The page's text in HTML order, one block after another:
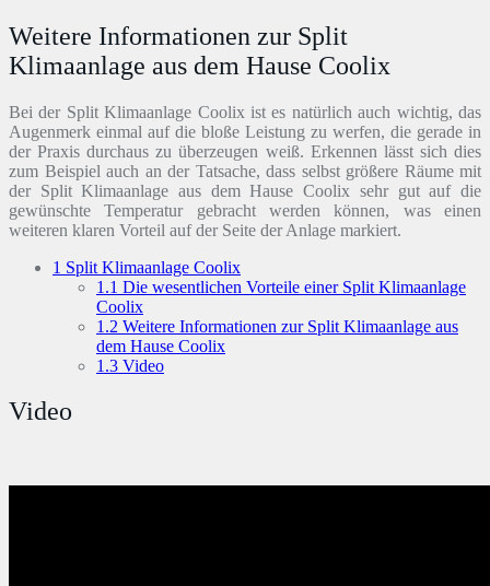
Weitere Informationen zur Split
Klimaanlage aus dem Hause Coolix
Bei der Split Klimaanlage Coolix ist es natürlich auch wichtig, das
Augenmerk einmal auf die bloße Leistung zu werfen, die gerade in
der Praxis durchaus zu überzeugen weiß. Erkennen lässt sich dies
zum Beispiel auch an der Tatsache, dass selbst größere Räume mit
der Split Klimaanlage aus dem Hause Coolix sehr gut auf die
gewünschte Temperatur gebracht werden können, was einen
weiteren klaren Vorteil auf der Seite der Anlage markiert.
1 Split Klimaanlage Coolix
1.1 Die wesentlichen Vorteile einer Split Klimaanlage
Coolix
1.2 Weitere Informationen zur Split Klimaanlage aus
dem Hause Coolix
1.3 Video
Video